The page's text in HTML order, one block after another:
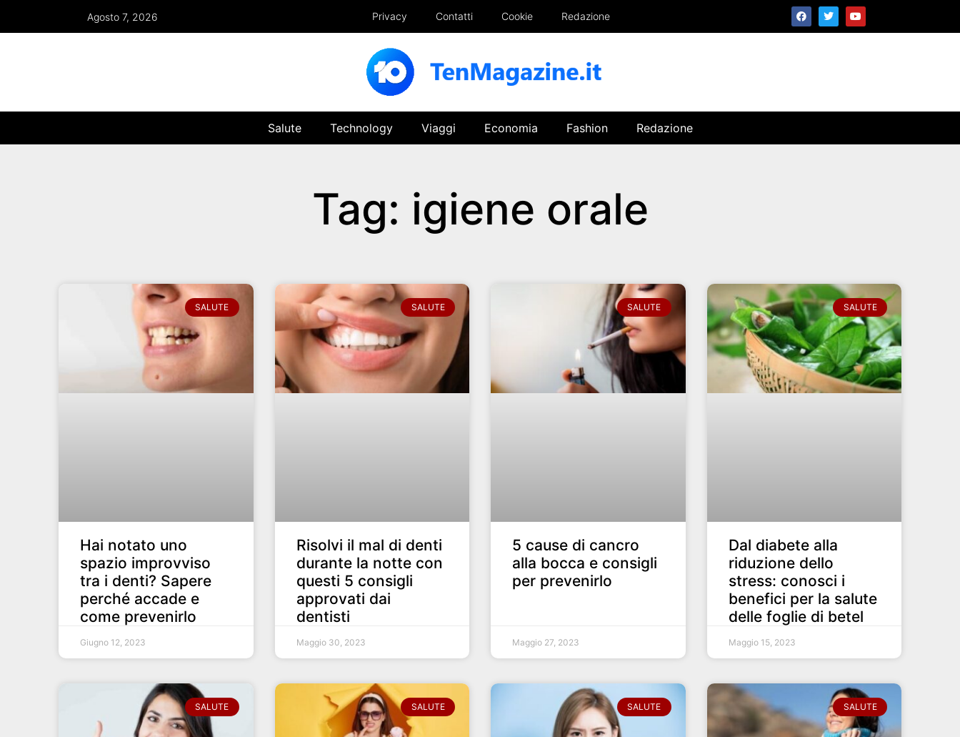
Agosto 7, 2026 Privacy Contatti Cookie Redazione
Salute Technology Viaggi Economia Fashion Redazione
Tag: igiene orale
SALUTE
Hai notato uno
spazio improvviso
tra i denti? Sapere
perché accade e
come prevenirlo
Giugno 12, 2023
SALUTE
Risolvi il mal di denti
durante la notte con
questi 5 consigli
approvati dai
dentisti
Maggio 30, 2023
SALUTE
5 cause di cancro
alla bocca e consigli
per prevenirlo
Maggio 27, 2023
SALUTE
Dal diabete alla
riduzione dello
stress: conosci i
benefici per la salute
delle foglie di betel
Maggio 15, 2023
SALUTE SALUTE SALUTE SALUTE